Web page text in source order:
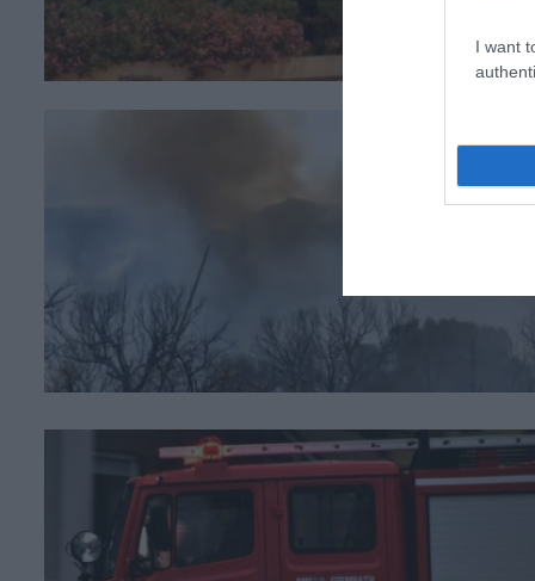
I want